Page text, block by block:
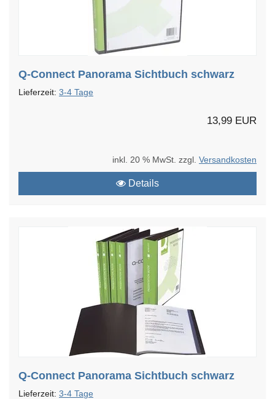
Q-Connect Panorama Sichtbuch schwarz
Lieferzeit: 3-4 Tage
13,99 EUR
inkl. 20 % MwSt. zzgl. Versandkosten
Details
Q-Connect Panorama Sichtbuch schwarz
Lieferzeit: 3-4 Tage